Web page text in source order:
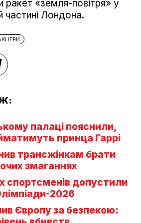
ракет «земля-повітря» у
частині Лондона.
ІГРИ
палаці пояснили,
принца Гаррі
трансжінкам брати
змаганнях
спортсменів допустили
2026
Європу за безпекою: